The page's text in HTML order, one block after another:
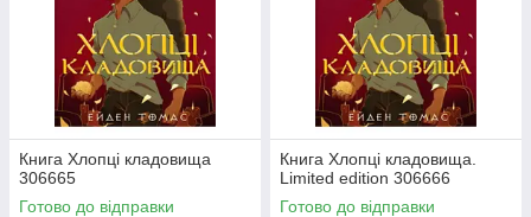
Книга Хлопці кладовища
306665
Готово до відправки
Книга Хлопці кладовища.
Limited edition 306666
Готово до відправки